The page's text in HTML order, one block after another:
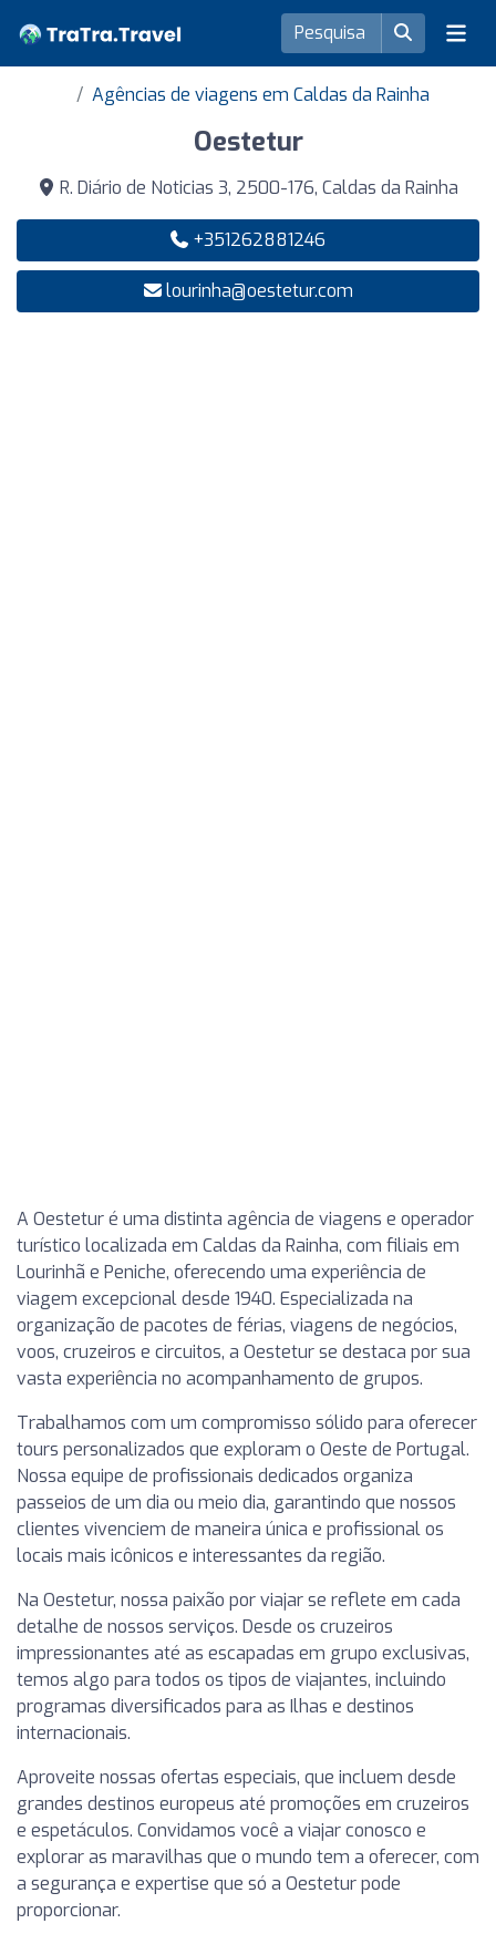
Agências de viagens em Caldas da Rainha
Oestetur
R. Diário de Noticias 3, 2500-176, Caldas da Rainha
+351262881246
lourinha@oestetur.com
A Oestetur é uma distinta agência de viagens e operador
turístico localizada em Caldas da Rainha, com filiais em
Lourinhã e Peniche, oferecendo uma experiência de
viagem excepcional desde 1940. Especializada na
organização de pacotes de férias, viagens de negócios,
voos, cruzeiros e circuitos, a Oestetur se destaca por sua
vasta experiência no acompanhamento de grupos.
Trabalhamos com um compromisso sólido para oferecer
tours personalizados que exploram o Oeste de Portugal.
Nossa equipe de profissionais dedicados organiza
passeios de um dia ou meio dia, garantindo que nossos
clientes vivenciem de maneira única e profissional os
locais mais icônicos e interessantes da região.
Na Oestetur, nossa paixão por viajar se reflete em cada
detalhe de nossos serviços. Desde os cruzeiros
impressionantes até as escapadas em grupo exclusivas,
temos algo para todos os tipos de viajantes, incluindo
programas diversificados para as Ilhas e destinos
internacionais.
Aproveite nossas ofertas especiais, que incluem desde
grandes destinos europeus até promoções em cruzeiros
e espetáculos. Convidamos você a viajar conosco e
explorar as maravilhas que o mundo tem a oferecer, com
a segurança e expertise que só a Oestetur pode
proporcionar.